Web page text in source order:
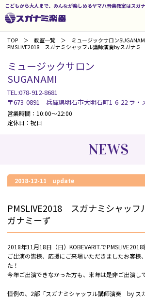
こどもから大人まで、みんなが楽しめるヤマハ音楽教室はスガ
TOP 教室一覧 ミュージックサロン
PMSLIVE2018 スガナミシャッフル講師演奏byスガナミ
ミュージックサロン
SUGANAMI
TEL:078-912-8681
〒673-0891 兵庫県明石市大明石町1-6-22 ラ・
営業時間：10:00～22:00
定休日：祝日
NEWS
2018-12-11 update
PMSLIVE2018 スガナミシャッフ
ガナミーず
2018年11月18日（日）KOBEVARIT.でPMSLIVE2018
ご出演の皆様、応援にご来場いただきましたお客様
た！
今年ご出演できなかった方も、来年は是非ご出演し
恒例の、2部「スガナミシャッフル講師演奏 by ス